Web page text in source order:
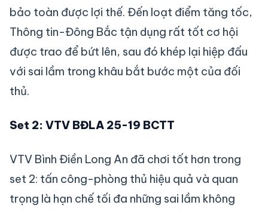
bảo toàn được lợi thế. Đến loạt điểm tăng tốc,
Thông tin-Đông Bắc tận dụng rất tốt cơ hội
được trao để bứt lên, sau đó khép lại hiệp đấu
với sai lầm trong khâu bắt bước một của đối
thủ.
Set 2: VTV BĐLA 25-19 BCTT
VTV Bình Điền Long An đã chơi tốt hơn trong
set 2: tấn công-phòng thủ hiệu quả và quan
trọng là hạn chế tối đa những sai lầm không